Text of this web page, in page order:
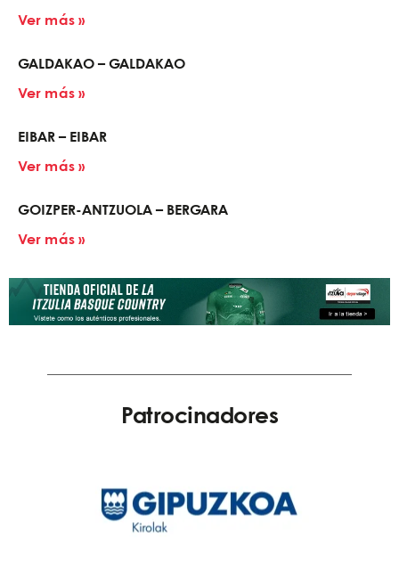
Ver más »
GALDAKAO – GALDAKAO
Ver más »
EIBAR – EIBAR
Ver más »
GOIZPER-ANTZUOLA – BERGARA
Ver más »
Patrocinadores